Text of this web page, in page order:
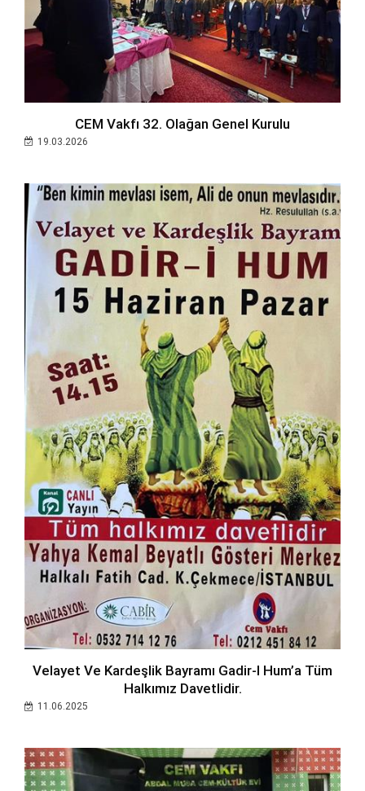
CEM Vakfı 32. Olağan Genel Kurulu
19.03.2026
Velayet Ve Kardeşlik Bayramı Gadir-I Hum’a Tüm
Halkımız Davetlidir.
11.06.2025